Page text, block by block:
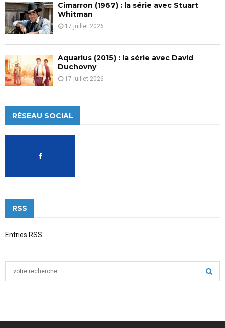
Cimarron (1967) : la série avec Stuart
Whitman
17 juillet 2026
Aquarius (2015) : la série avec David
Duchovny
17 juillet 2026
RÉSEAU SOCIAL
RSS
Entries RSS